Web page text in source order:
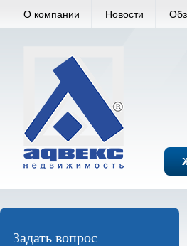
О компании Новости
Задать вопрос